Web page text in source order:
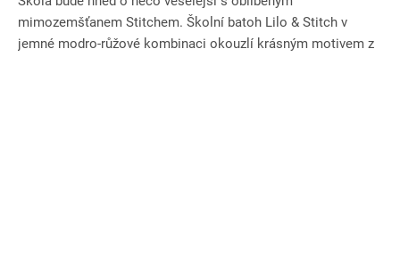
mimozemšťanem Stitchem. Školní batoh Lilo & Stitch v
jemné modro-růžové kombinaci okouzlí krásným motivem z